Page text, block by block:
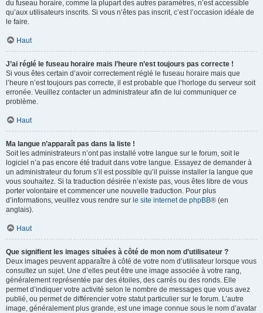
du fuseau horaire, comme la plupart des autres paramètres, n’est accessible
qu’aux utilisateurs inscrits. Si vous n’êtes pas inscrit, c’est l’occasion idéale de
le faire.
Haut
J’ai réglé le fuseau horaire mais l’heure n’est toujours pas correcte !
Si vous êtes certain d’avoir correctement réglé le fuseau horaire mais que
l’heure n’est toujours pas correcte, il est probable que l’horloge du serveur soit
erronée. Veuillez contacter un administrateur afin de lui communiquer ce
problème.
Haut
Ma langue n’apparaît pas dans la liste !
Soit les administrateurs n’ont pas installé votre langue sur le forum, soit le
logiciel n’a pas encore été traduit dans votre langue. Essayez de demander à
un administrateur du forum s’il est possible qu’il puisse installer la langue que
vous souhaitez. Si la traduction désirée n’existe pas, vous êtes libre de vous
porter volontaire et commencer une nouvelle traduction. Pour plus
d’informations, veuillez vous rendre sur le site internet de phpBB® (en
anglais).
Haut
Que signifient les images situées à côté de mon nom d’utilisateur ?
Deux images peuvent apparaître à côté de votre nom d’utilisateur lorsque vous
consultez un sujet. Une d’elles peut être une image associée à votre rang,
généralement représentée par des étoiles, des carrés ou des ronds. Elle
permet d’indiquer votre activité selon le nombre de messages que vous avez
publié, ou permet de différencier votre statut particulier sur le forum. L’autre
image, généralement plus grande, est une image connue sous le nom d’avatar